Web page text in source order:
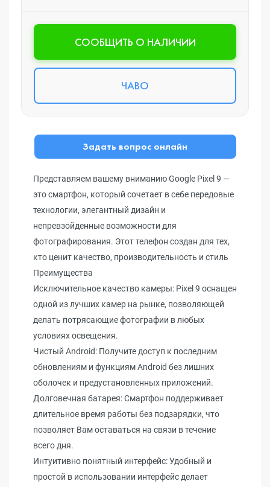
CООБЩИТЬ О НАЛИЧИИ
ЧАВО
Задать вопрос онлайн
Представляем вашему вниманию Google Pixel 9 —
это смартфон, который сочетает в себе передовые
технологии, элегантный дизайн и
непревзойденные возможности для
фотографирования. Этот телефон создан для тех,
кто ценит качество, производительность и стиль
Преимущества
Исключительное качество камеры: Pixel 9 оснащен
одной из лучших камер на рынке, позволяющей
делать потрясающие фотографии в любых
условиях освещения.
Чистый Android: Получите доступ к последним
обновлениям и функциям Android без лишних
оболочек и предустановленных приложений.
Долговечная батарея: Смартфон поддерживает
длительное время работы без подзарядки, что
позволяет Вам оставаться на связи в течение
всего дня.
Интуитивно понятный интерфейс: Удобный и
простой в использовании интерфейс делает